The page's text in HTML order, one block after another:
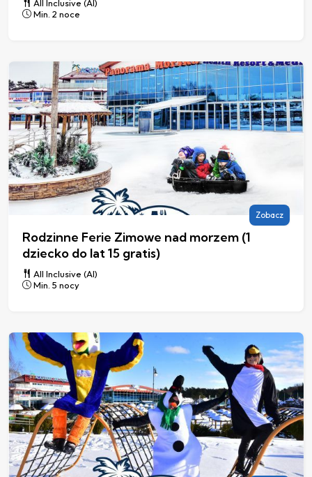
All Inclusive (AI)
Min. 2 noce
Rodzinne Ferie Zimowe nad morzem (1
dziecko do lat 15 gratis)
All Inclusive (AI)
Min. 5 nocy
Zobacz